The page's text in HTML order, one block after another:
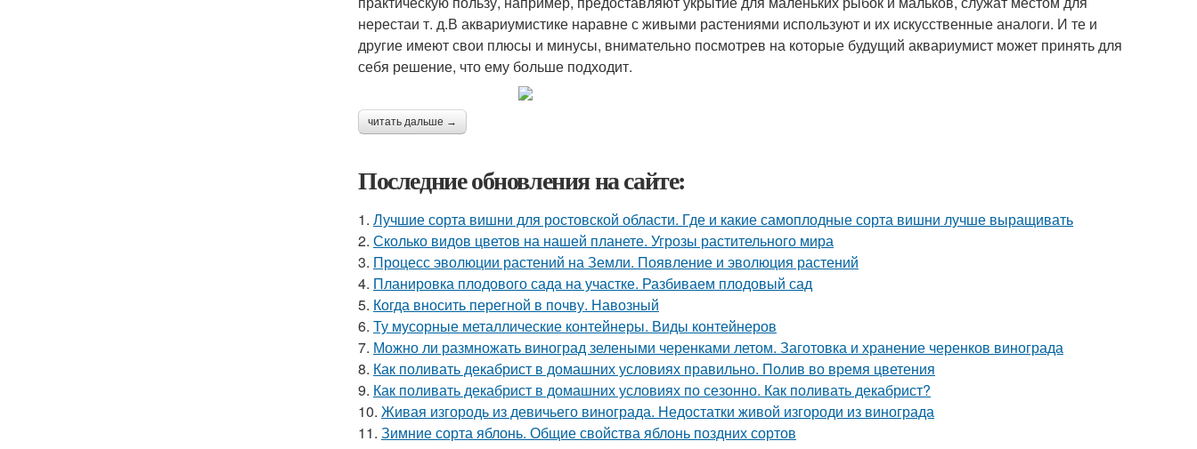
нерестаи т. д.В аквариумистике наравне с живыми растениями используют и их искусственные аналоги. И те и
другие имеют свои плюсы и минусы, внимательно посмотрев на которые будущий аквариумист может принять для
себя решение, что ему больше подходит.
читать дальше →
Последние обновления на сайте:
1. Лучшие сорта вишни для ростовской области. Где и какие самоплодные сорта вишни лучше выращивать
2. Сколько видов цветов на нашей планете. Угрозы растительного мира
3. Процесс эволюции растений на Земли. Появление и эволюция растений
4. Планировка плодового сада на участке. Разбиваем плодовый сад
5. Когда вносить перегной в почву. Навозный
6. Ту мусорные металлические контейнеры. Виды контейнеров
7. Можно ли размножать виноград зелеными черенками летом. Заготовка и хранение черенков винограда
8. Как поливать декабрист в домашних условиях правильно. Полив во время цветения
9. Как поливать декабрист в домашних условиях по сезонно. Как поливать декабрист?
10. Живая изгородь из девичьего винограда. Недостатки живой изгороди из винограда
11. Зимние сорта яблонь. Общие свойства яблонь поздних сортов